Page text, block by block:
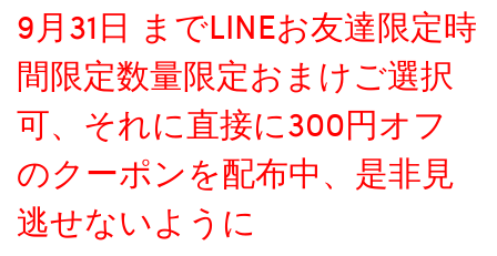
9月31日 までLINEお友達限定時
間限定数量限定おまけご選択
可、それに直接に300円オフ
のクーポンを配布中、是非見
逃せないように